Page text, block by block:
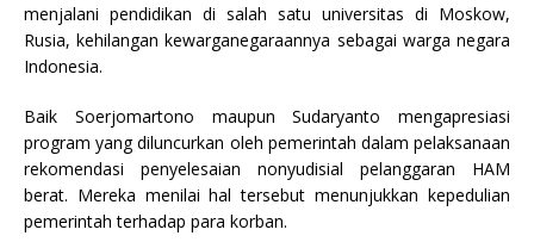
menjalani pendidikan di salah satu universitas di Moskow,
Rusia, kehilangan kewarganegaraannya sebagai warga negara
Indonesia.
Baik Soerjomartono maupun Sudaryanto mengapresiasi
program yang diluncurkan oleh pemerintah dalam pelaksanaan
rekomendasi penyelesaian nonyudisial pelanggaran HAM
berat. Mereka menilai hal tersebut menunjukkan kepedulian
pemerintah terhadap para korban.